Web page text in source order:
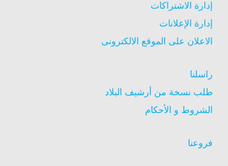
إدارة الاشتراكات
إدارة الإعلانات
الاعلان على الموقع الالكترونى
راسلنا
طلب نسخة من أرشيف البلاد
الشروط و الأحكام
فروعنا